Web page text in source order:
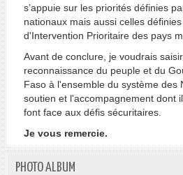
s’appuie sur les priorités définies
nationaux mais aussi celles
d'Intervention Prioritaire des pays
Avant de conclure, je voudrais
reconnaissance du peuple et du
Faso à l'ensemble du système des
soutien et l'accompagnement dont
font face aux défis sécuritaires.
Je vous remercie.
PHOTO ALBUM